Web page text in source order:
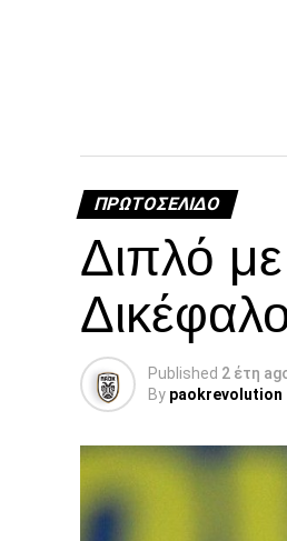
ΠΡΩΤΟΣΈΛΙΔΟ
Διπλό
Published 2 έτη
By paokrevolution